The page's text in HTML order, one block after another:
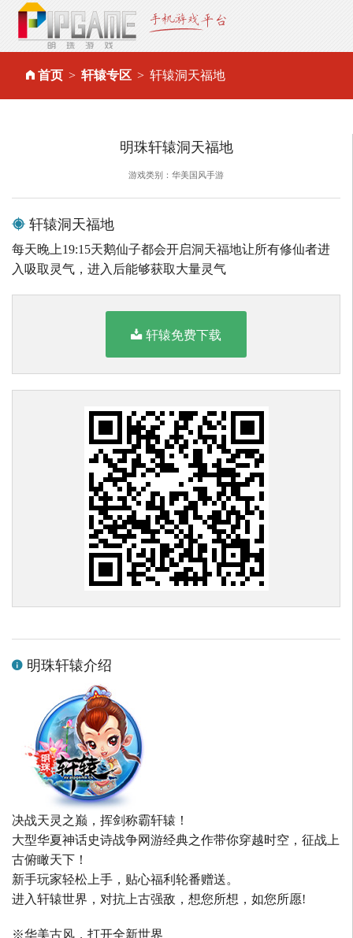
首页 轩辕专区 轩辕洞天福地
明珠轩辕洞天福地
游戏类别：华美国风手游
轩辕洞天福地
每天晚上19:15天鹅仙子都会开启洞天福地让所有修仙者进
入吸取灵气，进入后能够获取大量灵气
轩辕免费下载
明珠轩辕介绍
决战天灵之巅，挥剑称霸轩辕！
大型华夏神话史诗战争网游经典之作带你穿越时空，征战上
古俯瞰天下！
新手玩家轻松上手，贴心福利轮番赠送。
进入轩辕世界，对抗上古强敌，想您所想，如您所愿!
※华美古风，打开全新世界